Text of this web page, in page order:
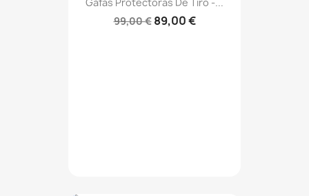
99,00 € 89,00 €